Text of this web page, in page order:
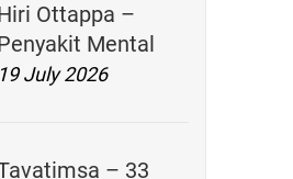
Ottappa –
Mental
19 July 2026
– 33